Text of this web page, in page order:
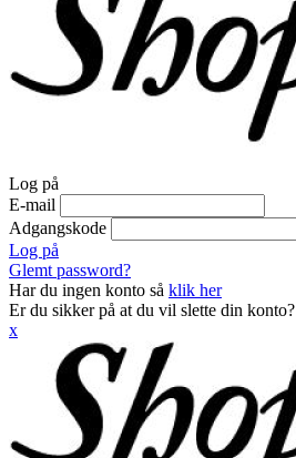
Log på
E-mail
Adgangskode
Log på
Glemt password?
Har du ingen konto så klik her
Er du sikker på at du vil slette din konto?
x